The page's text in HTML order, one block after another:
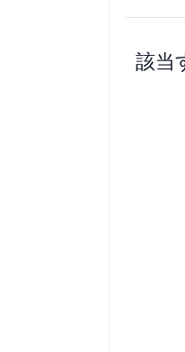
該当